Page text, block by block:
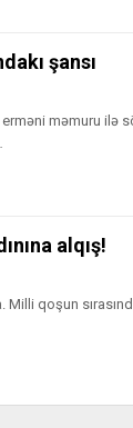
şansı
məmuru ilə
alqış!
Milli qoşun